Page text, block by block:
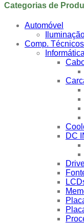
Categorias de
Automóvel
Comp.
Informática
DC